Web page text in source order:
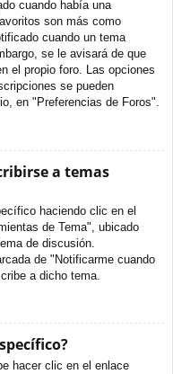
cuando había una
son más como
cuando un tema
se le avisará de que
el propio foro. Las opciones
se pueden
en "Preferencias de Foros".
a temas
haciendo clic en el
de Tema", ubicado
de discusión.
de "Notificarme cuando
a dicho tema.
hacer clic en el enlace